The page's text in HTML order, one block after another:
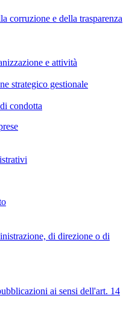
corruzione e della trasparenza
e attività
strategico gestionale
condotta
di direzione o di
ai sensi dell'art. 14